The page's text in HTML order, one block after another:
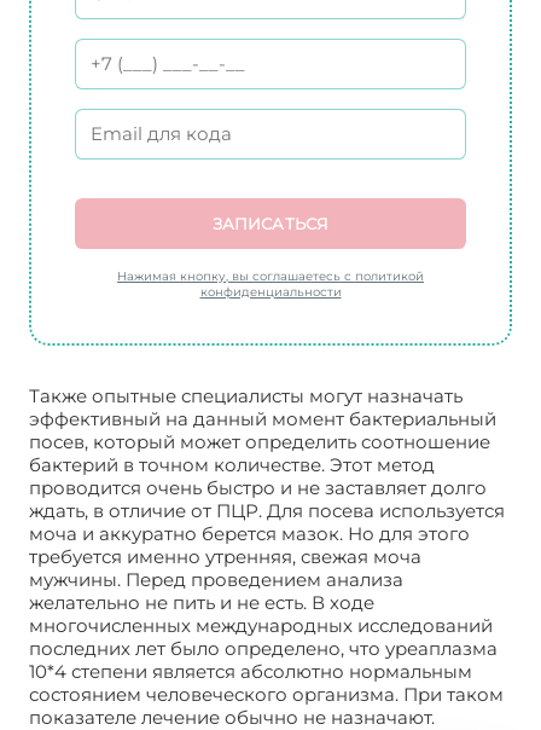
ЗАПИСАТЬСЯ
Нажимая кнопку, вы соглашаетесь с политикой
конфиденциальности
Также опытные специалисты могут назначать
эффективный на данный момент бактериальный
посев, который может определить соотношение
бактерий в точном количестве. Этот метод
проводится очень быстро и не заставляет долго
ждать, в отличие от ПЦР. Для посева используется
моча и аккуратно берется мазок. Но для этого
требуется именно утренняя, свежая моча
мужчины. Перед проведением анализа
желательно не пить и не есть. В ходе
многочисленных международных исследований
последних лет было определено, что уреаплазма
10*4 степени является абсолютно нормальным
состоянием человеческого организма. При таком
показателе лечение обычно не назначают.